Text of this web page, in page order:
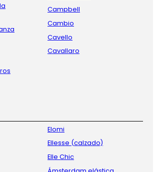
Campbell
Cambio
Cavello
Cavallaro
Elomi
Ellesse (calzado)
Elle Chic